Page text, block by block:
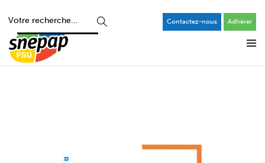
Contactez-nous Adhérer